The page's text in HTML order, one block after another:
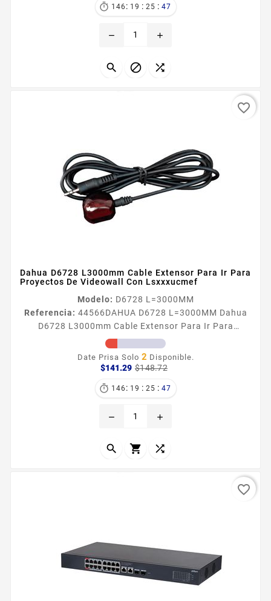
 146 : 19 : 25 : 46
remove add
  
Dahua D6728 L3000mm Cable Extensor Para Ir Para
Proyectos De Videowall Con Lsxxxucmef
Modelo: D6728 L=3000MM
Referencia: 44566DAHUA D6728 L=3000MM Dahua
D6728 L3000mm Cable Extensor Para Ir Para
Proyectos De Videowall Con Lsxxxucmef Información
General El DAHUA D6728 L3000MM es un cable
extensor de 3000 mm para senales IR compatible con
cobre de alta calidad y conectores duraderos
para grandes instalaciones de videowall y...
Date Prisa Solo 2 Disponible.
$141.29 $148.72
 146 : 19 : 25 : 46
remove add
  
favorite_border
favorite_border